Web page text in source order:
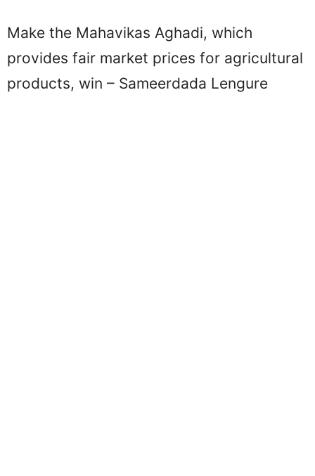
Make the Mahavikas Aghadi, which
provides fair market prices for agricultural
products, win – Sameerdada Lengure